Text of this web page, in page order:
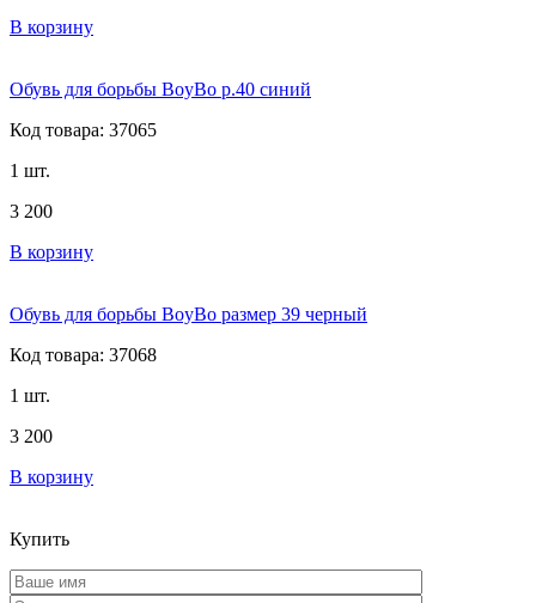
В корзину
Обувь для борьбы BoyBo р.40 синий
Код товара: 37065
1 шт.
3 200
В корзину
Обувь для борьбы BoyBo размер 39 черный
Код товара: 37068
1 шт.
3 200
В корзину
Купить